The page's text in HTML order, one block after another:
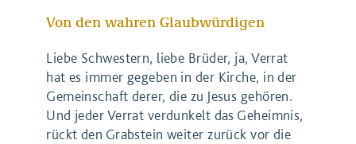
Von den wahren Glaubwürdigen
Liebe Schwestern, liebe Brüder, ja, Verrat
hat es immer gegeben in der Kirche, in der
Gemeinschaft derer, die zu Jesus gehören.
Und jeder Verrat verdunkelt das Geheimnis,
rückt den Grabstein weiter zurück vor die